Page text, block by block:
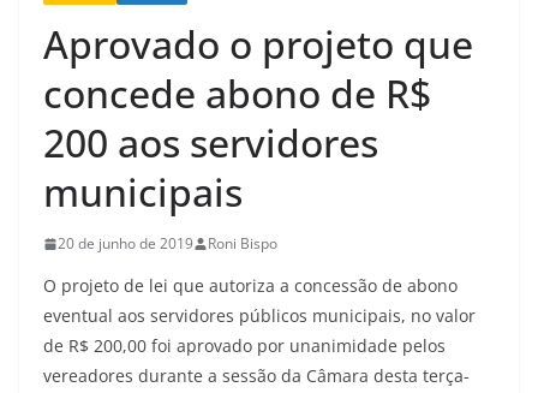
Aprovado o projeto que
concede abono de R$
200 aos servidores
municipais
20 de junho de 2019 Roni Bispo
O projeto de lei que autoriza a concessão de abono
eventual aos servidores públicos municipais, no valor
de R$ 200,00 foi aprovado por unanimidade pelos
vereadores durante a sessão da Câmara desta terça-